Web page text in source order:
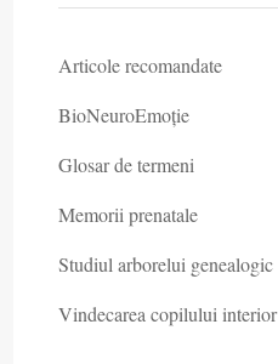
Articole recomandate
BioNeuroEmoție
Glosar de termeni
Memorii prenatale
Studiul arborelui genealogic
Vindecarea copilului interior